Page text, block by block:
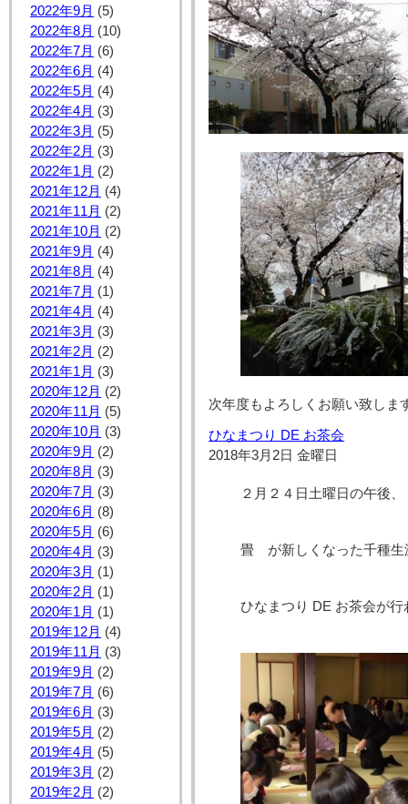
2022年9月 (5)
2022年8月 (10)
2022年7月 (6)
2022年6月 (4)
2022年5月 (4)
2022年4月 (3)
2022年3月 (5)
2022年2月 (3)
2022年1月 (2)
2021年12月 (4)
2021年11月 (2)
2021年10月 (2)
2021年9月 (4)
2021年8月 (4)
2021年7月 (1)
2021年4月 (4)
2021年3月 (3)
2021年2月 (2)
2021年1月 (3)
2020年12月 (2)
2020年11月 (5)
2020年10月 (3)
2020年9月 (2)
2020年8月 (3)
2020年7月 (3)
2020年6月 (8)
2020年5月 (6)
2020年4月 (3)
2020年3月 (1)
2020年2月 (1)
2020年1月 (1)
2019年12月 (4)
2019年11月 (3)
2019年9月 (2)
2019年7月 (6)
2019年6月 (3)
2019年5月 (2)
2019年4月 (5)
2019年3月 (2)
2019年2月 (2)
次年度もよろしくお願い致しま
ひなまつり DE お茶会
2018年3月2日 金曜日
２月２４日土曜日の午後、
畳 が新しくなった千種生
ひなまつり DE お茶会が行